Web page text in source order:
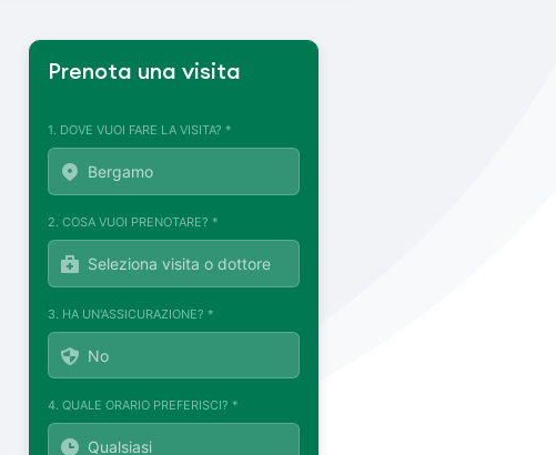
Prenota una visita
1. DOVE VUOI FARE LA VISITA? *
2. COSA VUOI PRENOTARE? *
3. HA UN'ASSICURAZIONE? *
4. QUALE ORARIO PREFERISCI? *